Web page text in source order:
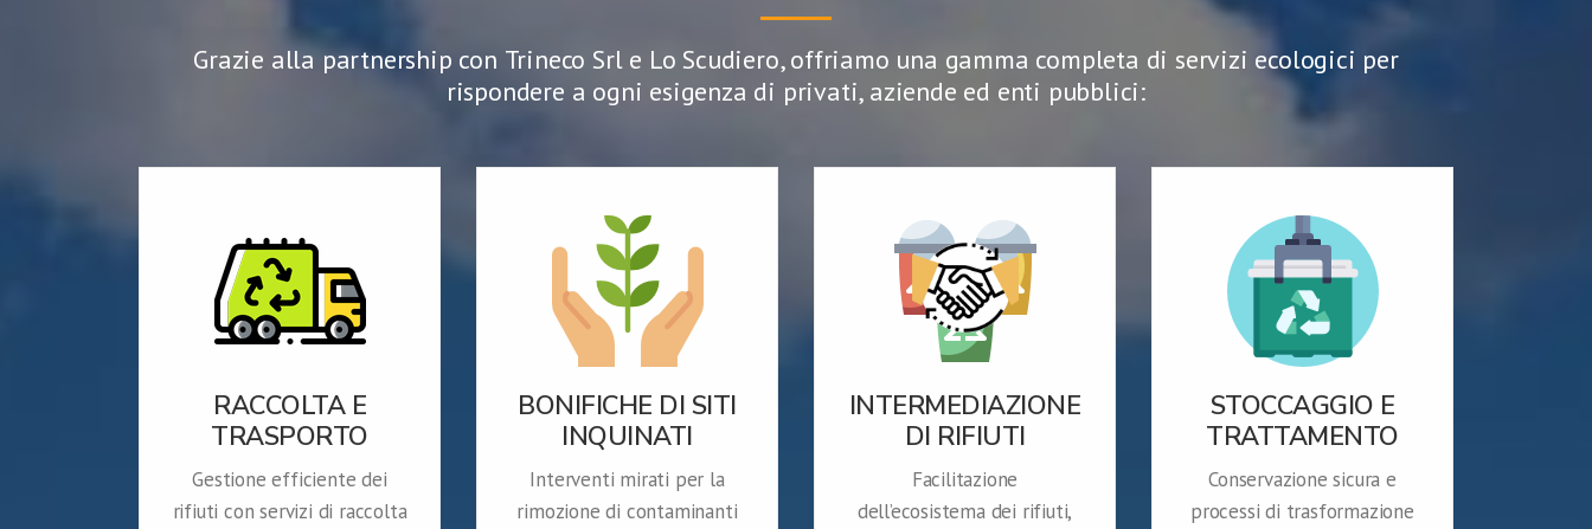
Grazie alla partnership con Trineco Srle Lo Scudiero, offriamo una gamma completa di servizi ecologici per
rispondere a ogni esigenza di privati, aziende ed enti pubblici:
RACCOLTA E
TRASPORTO
Gestione efficiente dei
rifiuti con servizi di raccolta
BONIFICHE DI SITI
INQUINATI
Interventi mirati per la
rimozione di contaminanti
INTERMEDIAZIONE
DI RIFIUTI
Facilitazione
dell’ecosistema dei rifiuti,
STOCCAGGIO E
TRATTAMENTO
Conservazione sicura e
processi di trasformazione